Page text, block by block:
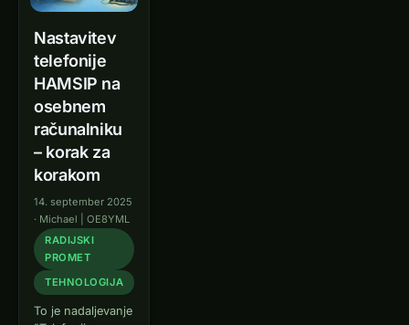
Nastavitev
telefonije
HAMSIP na
osebnem
računalniku
– korak za
korakom
14. september 2025
· Michael | OE8YML
RADIJSKI
PROMET
TEHNOLOGIJA
To je nadaljevanje